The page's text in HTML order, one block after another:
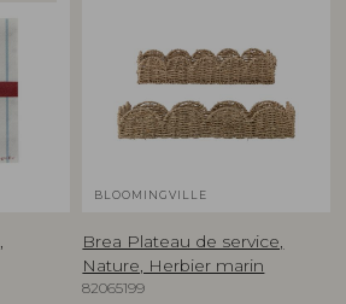
BLOOMINGVILLE
Brea Plateau de service,
Nature, Herbier marin
82065199